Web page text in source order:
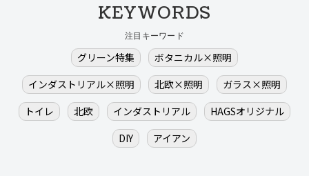
KEYWORDS
注目キーワード
グリーン特集
ボタニカル×照明
インダストリアル×照明
北欧×照明
ガラス×照明
トイレ
北欧 インダストリアル
HAGSオリジナル
DIY
アイアン